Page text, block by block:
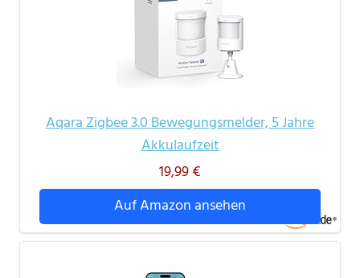
Aqara Zigbee 3.0 Bewegungsmelder, 5 Jahre
Akkulaufzeit
19,99 €
Auf Amazon ansehen